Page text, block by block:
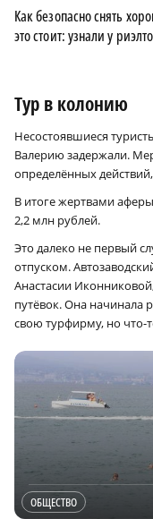
Как безопасно снять
это стоит: узнали у
Тур в колонию
Несостоявшиеся
Валерию задержали.
определённых
В итоге жертвами
2,2 млн рублей.
Это далеко не первый
отпуском.
Анастасии
путёвок. Она начинала
свою турфирму, но что-
ОБЩЕСТВО